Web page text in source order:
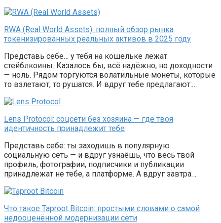
RWA (Real World Assets): полный обзор рынка
токенизированных реальных активов в 2025 году
Представь себе… у тебя на кошельке лежат
стейблкоины. Казалось бы, всё надёжно, но доходности
— ноль. Рядом торгуются волатильные монеты, которые
то взлетают, то рушатся. И вдруг тебе предлагают:…
Lens Protocol: соцсети без хозяина — где твоя
идентичность принадлежит тебе
Представь себе: ты заходишь в популярную
социальную сеть — и вдруг узнаёшь, что весь твой
профиль, фотографии, подписчики и публикации
принадлежат не тебе, а платформе. А вдруг завтра…
Что такое Taproot Bitcoin: простыми словами о самой
недооценённой модернизации сети